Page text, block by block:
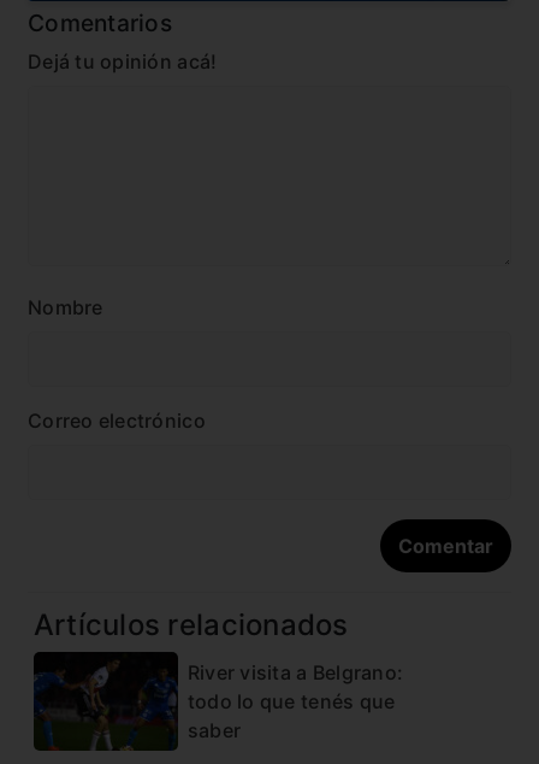
Comentarios
Dejá tu opinión acá!
Nombre
Correo electrónico
Artículos relacionados
River visita a Belgrano:
todo lo que tenés que
saber